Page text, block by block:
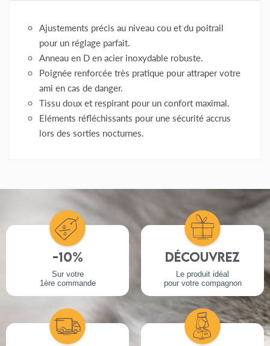
Ajustements précis au niveau cou et du poitrail
pour un réglage parfait.
Anneau en D en acier inoxydable robuste.
Poignée renforcée très pratique pour attraper votre
ami en cas de danger.
Tissu doux et respirant pour un confort maximal.
Eléments réfléchissants pour une sécurité accrus
lors des sorties nocturnes.
S : 7-11 kg
L : 19-27 kg
-10%
Sur votre
1ère commande
Découvrez
Le produit idéal
pour votre compagnon